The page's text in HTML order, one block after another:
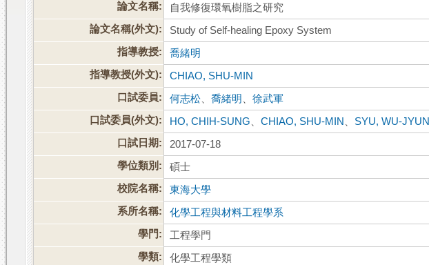
論文名稱:
自我修復環氧樹脂之研究
論文名稱(外文):
Study of Self-healing Epoxy System
指導教授:
喬緒明
指導教授(外文):
CHIAO, SHU-MIN
口試委員:
何志松 、喬緒明 、徐武軍
口試委員(外文):
HO, CHIH-SUNG 、CHIAO, SHU-MIN
SYU, WU-JYUN
口試日期:
2017-07-18
學位類別:
碩士
校院名稱:
東海大學
系所名稱:
化學工程與材料工程學系
學門:
工程學門
學類:
化學工程學類